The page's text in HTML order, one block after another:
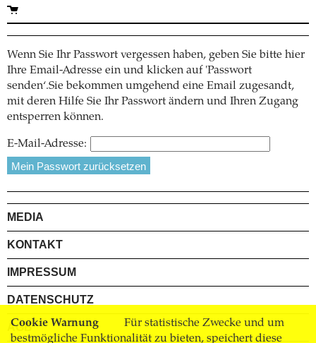
Cookie Warnung
Für statistische Zwecke und um
bestmögliche Funktionalität zu bieten, speichert diese
Wenn Sie Ihr Passwort vergessen haben, geben Sie bitte hier
Ihre Email-Adresse ein und klicken auf 'Passwort
senden‘.Sie bekommen umgehend eine Email zugesandt,
mit deren Hilfe Sie Ihr Passwort ändern und Ihren Zugang
entsperren können.
E-Mail-Adresse:
MEDIA
KONTAKT
IMPRESSUM
DATENSCHUTZ
AGB